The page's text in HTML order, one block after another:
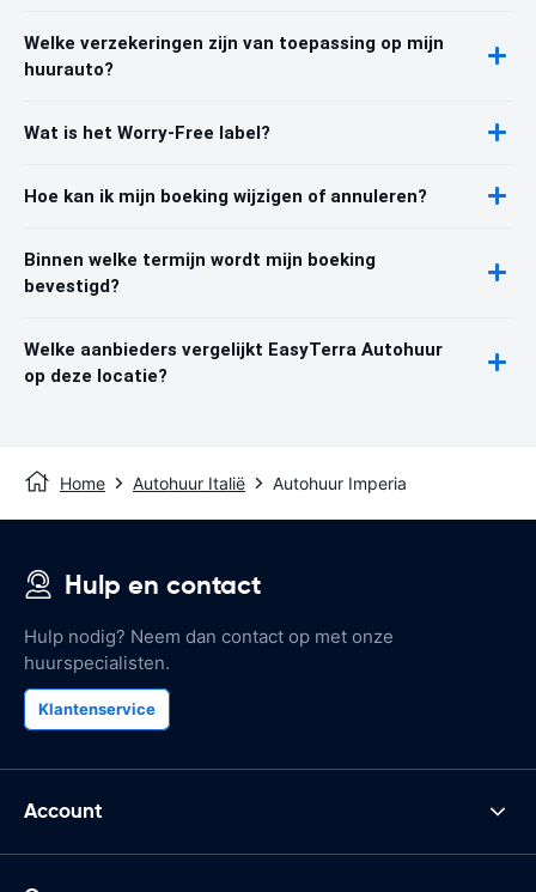
Welke verzekeringen zijn van toepassing op mijn
huurauto?
Wat is het Worry-Free label?
Hoe kan ik mijn boeking wijzigen of annuleren?
Binnen welke termijn wordt mijn boeking
bevestigd?
Welke aanbieders vergelijkt EasyTerra Autohuur
op deze locatie?
Home Autohuur Italië Autohuur Imperia
Hulp en contact
Hulp nodig? Neem dan contact op met onze
huurspecialisten.
Klantenservice
Account